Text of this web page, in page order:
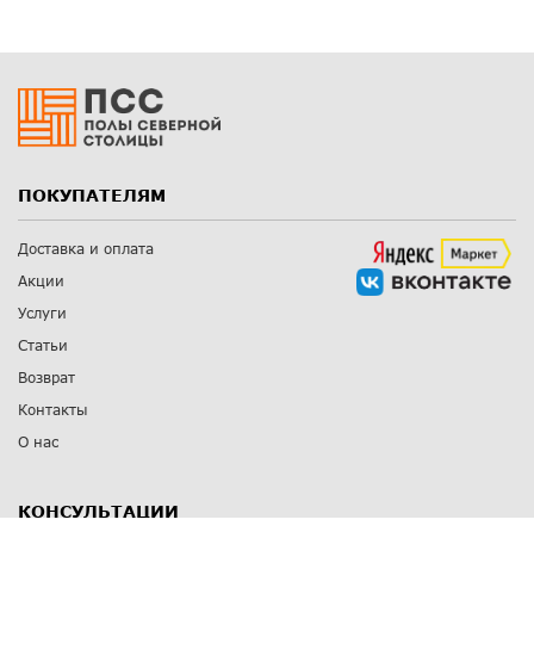
ПОКУПАТЕЛЯМ
Доставка и оплата
Акции
Услуги
Статьи
Возврат
Контакты
О нас
КОНСУЛЬТАЦИИ